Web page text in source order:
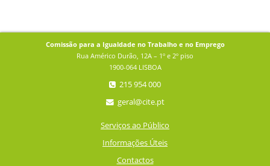
Comissão para a Igualdade no Trabalho e no Emprego
Rua Américo Durão, 12A – 1º e 2º piso
1900-064 LISBOA
215 954 000
geral@cite.pt
Serviços ao Público
Informações Úteis
Contactos